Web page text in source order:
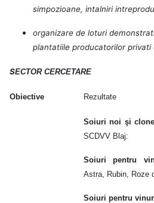
simpozioane, intalniri
organizare de loturi
plantatiile producatorilor privati
SECTOR CERCETARE
Obiective Rezultate
Soiuri noi şi
SCDVV Blaj:
Soiuri pentru
Astra, Rubin, Roze
Soiuri pentru